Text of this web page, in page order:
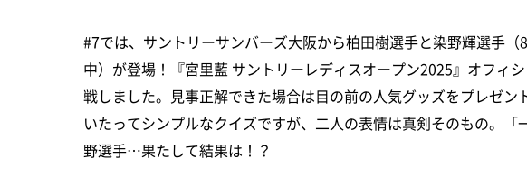
#7では、サントリーサンバーズ大阪から柏田樹選手と染野輝選手
中）が登場！『宮里藍 サントリーレディスオープン2025』オフィ
戦しました。見事正解できた場合は目の前の人気グッズをプレゼ
いたってシンプルなクイズですが、二人の表情は真剣そのもの。
野選手…果たして結果は！？